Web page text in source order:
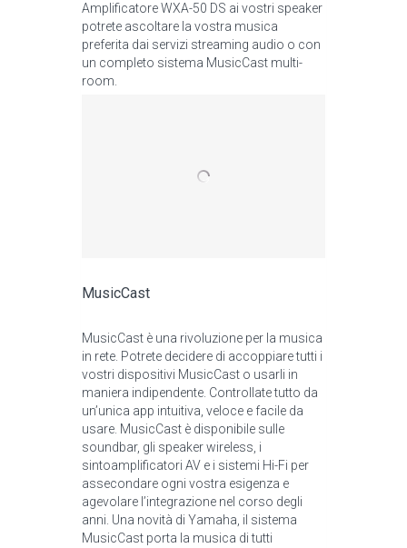
Amplificatore WXA-50 DS ai vostri speaker
potrete ascoltare la vostra musica
preferita dai servizi streaming audio o con
un completo sistema MusicCast multi-
room.
MusicCast
MusicCast è una rivoluzione per la musica
in rete. Potrete decidere di accoppiare tutti i
vostri dispositivi MusicCast o usarli in
maniera indipendente. Controllate tutto da
un’unica app intuitiva, veloce e facile da
usare. MusicCast è disponibile sulle
soundbar, gli speaker wireless, i
sintoamplificatori AV e i sistemi Hi-Fi per
assecondare ogni vostra esigenza e
agevolare l’integrazione nel corso degli
anni. Una novità di Yamaha, il sistema
MusicCast porta la musica di tutti